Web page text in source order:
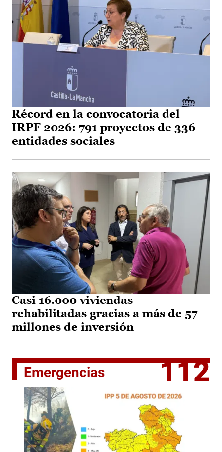
Récord en la convocatoria del
IRPF 2026: 791 proyectos de 336
entidades sociales
Casi 16.000 viviendas
rehabilitadas gracias a más de 57
millones de inversión
Emergencias 112